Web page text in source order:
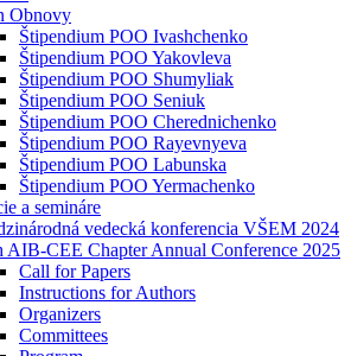
Obnovy
Štipendium POO Ivashchenko
Štipendium POO Yakovleva
Štipendium POO Shumyliak
Štipendium POO Seniuk
Štipendium POO Cherednichenko
Štipendium POO Rayevnyeva
Štipendium POO Labunska
Štipendium POO Yermachenko
a semináre
vedecká konferencia VŠEM 2024
AIB-CEE Chapter Annual Conference 2025
Call for Papers
Instructions for Authors
Organizers
Committees